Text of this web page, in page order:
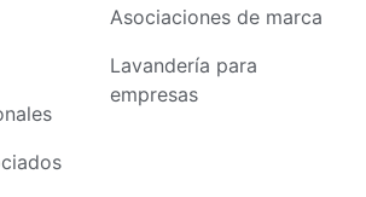
Asociaciones de marca
Lavandería para
empresas